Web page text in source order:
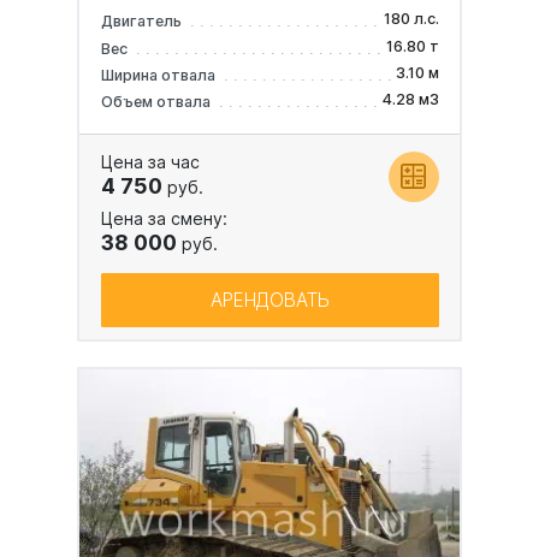
Двигатель
180 л.с.
Вес
16.80 т
Ширина отвала
3.10 м
Объем отвала
4.28 м3
Цена за час
4 750 руб.
Цена за смену:
38 000 руб.
АРЕНДОВАТЬ